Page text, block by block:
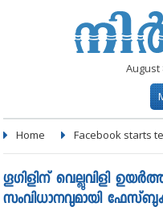
August
Home Facebook starts
ഗൂഗിളിന് വെല്ലുവിളി
സംവിധാനവുമായി